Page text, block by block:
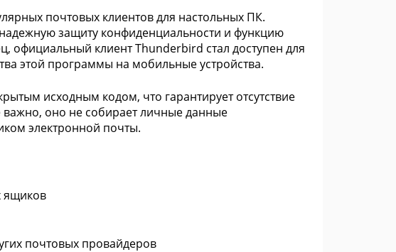
почтовых клиентов для настольных ПК.
защиту конфиденциальности и функцию
клиент Thunderbird стал доступен для
этой программы на мобильные устройства.
исходным кодом, что гарантирует отсутствие
важно, оно не собирает личные данные
электронной почты.
ящиков
почтовых провайдеров